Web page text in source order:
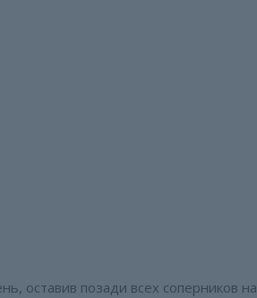
оставив позади всех соперников на